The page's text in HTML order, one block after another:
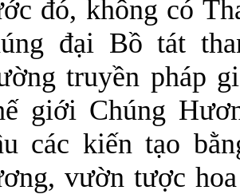
đó, không có
đại Bồ tát
truyền pháp
giới Chúng
các kiến tạo
vườn tược